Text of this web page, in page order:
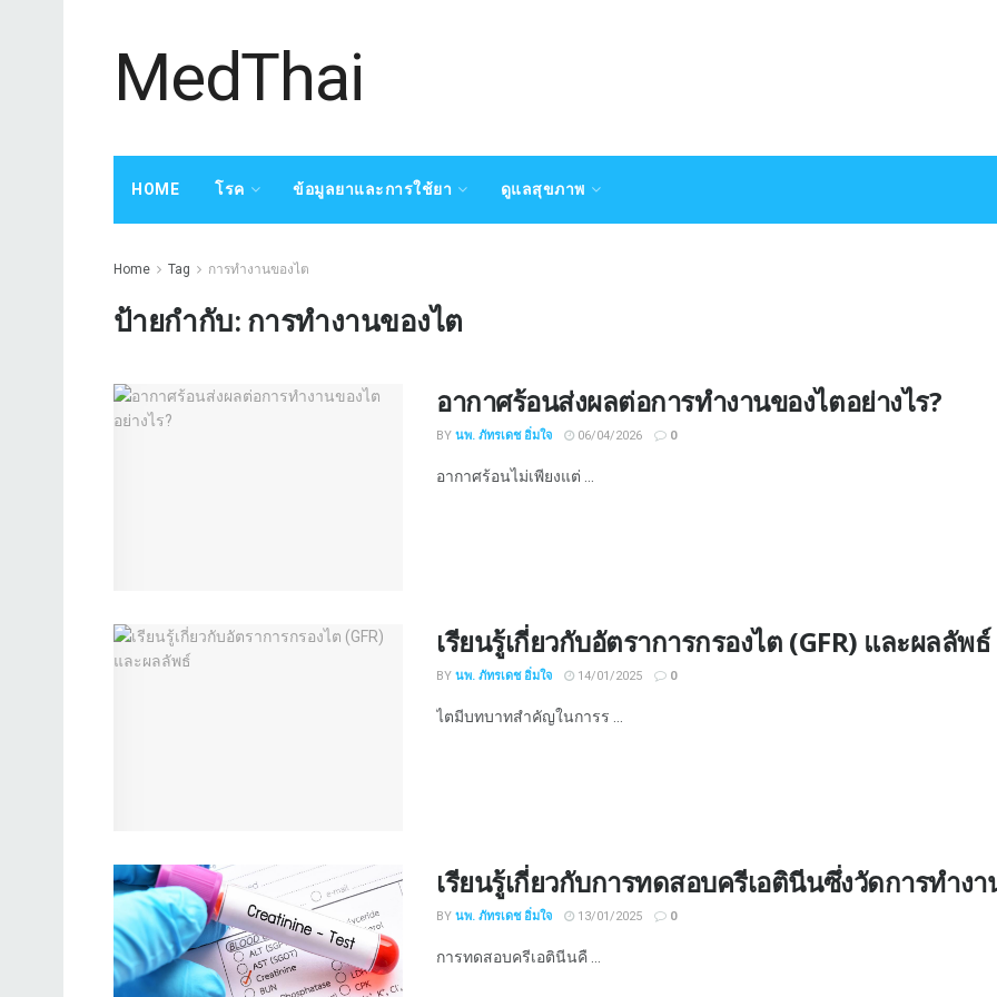
MedThai
HOME โรค ข้อมูลยาและการใช้ยา ดูแลสุขภาพ
Home Tag การทำงานของไต
ป้ายกำกับ: การทำงานของไต
อากาศร้อนส่งผลต่อการทำงานของไตอย่างไร?
BY นพ. ภัทรเดช อิ่มใจ 06/04/2026 0
อากาศร้อนไม่เพียงแต่ ...
เรียนรู้เกี่ยวกับอัตราการกรองไต (GFR) และผลลัพธ์
BY นพ. ภัทรเดช อิ่มใจ 14/01/2025 0
ไตมีบทบาทสำคัญในการร ...
เรียนรู้เกี่ยวกับการทดสอบครีเอตินีนซึ่งวัดการทำง
BY นพ. ภัทรเดช อิ่มใจ 13/01/2025 0
การทดสอบครีเอตินีนคื ...